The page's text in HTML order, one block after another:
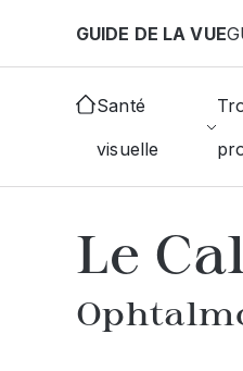
GUIDE DE LA VUE
Santé
visuelle
Accueil Annuaire
Le